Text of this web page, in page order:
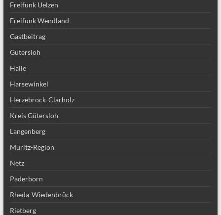
Freifunk Uelzen
Freifunk Wendland
Gastbeitrag
Gütersloh
Halle
Harsewinkel
Herzebrock-Clarholz
Kreis Gütersloh
Langenberg
Müritz-Region
Netz
Paderborn
Rheda-Wiedenbrück
Rietberg